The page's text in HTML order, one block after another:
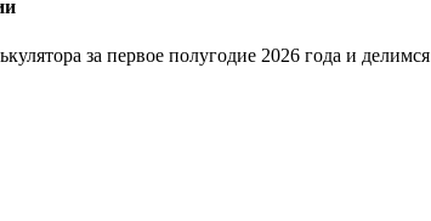
за первое полугодие 2026 года и делимся